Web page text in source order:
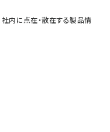
内に点在・散在する製品情